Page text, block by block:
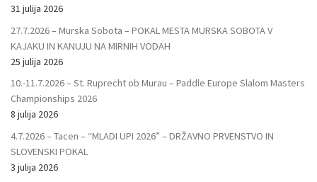
31 julija 2026
27.7.2026 – Murska Sobota – POKAL MESTA MURSKA SOBOTA V
KAJAKU IN KANUJU NA MIRNIH VODAH
25 julija 2026
10.-11.7.2026 – St. Ruprecht ob Murau – Paddle Europe Slalom Masters
Championships 2026
8 julija 2026
4.7.2026 – Tacen – “MLADI UPI 2026” – DRŽAVNO PRVENSTVO IN
SLOVENSKI POKAL
3 julija 2026